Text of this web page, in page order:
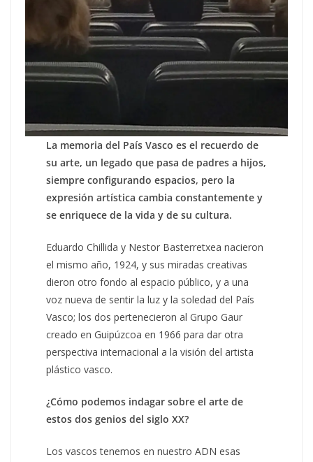
La memoria del País Vasco es el recuerdo de
su arte, un legado que pasa de padres a hijos,
siempre configurando espacios, pero la
expresión artística cambia constantemente y
se enriquece de la vida y de su cultura.
Eduardo Chillida y Nestor Basterretxea nacieron
el mismo año, 1924, y sus miradas creativas
dieron otro fondo al espacio público, y a una
voz nueva de sentir la luz y la soledad del País
Vasco; los dos pertenecieron al Grupo Gaur
creado en Guipúzcoa en 1966 para dar otra
perspectiva internacional a la visión del artista
plástico vasco.
¿Cómo podemos indagar sobre el arte de
estos dos genios del siglo XX?
Los vascos tenemos en nuestro ADN esas